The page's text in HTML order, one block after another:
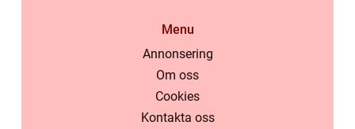
Menu
Annonsering
Om oss
Cookies
Kontakta oss